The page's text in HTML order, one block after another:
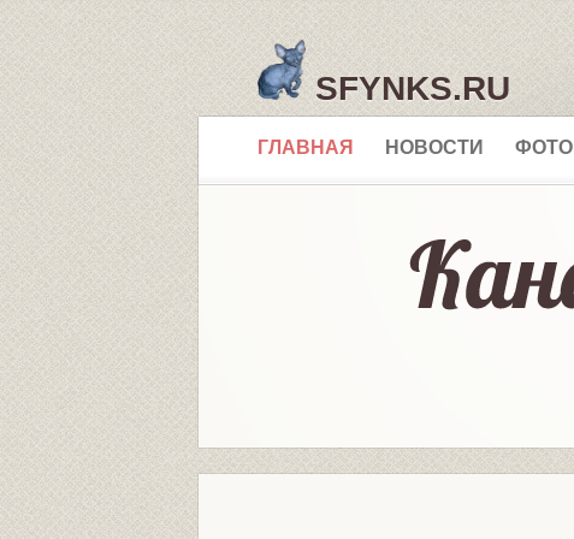
SFYNKS.RU
ГЛАВНАЯ НОВОСТИ ФОТО